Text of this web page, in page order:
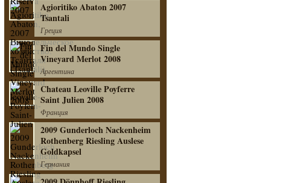
Agioritiko Abaton 2007
Tsantali
Греция
Fin del Mundo Single
Vineyard Merlot 2008
Аргентина
Chateau Leoville Poyferre
Saint Julien 2008
Франция
2009 Gunderloch Nackenheim
Rothenberg Riesling Auslese
Goldkapsel
Германия